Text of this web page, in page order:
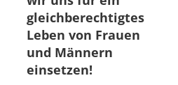
gleichberechtigtes
Leben von Frauen
und Männern
einsetzen!